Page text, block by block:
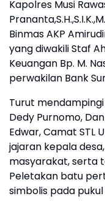
Kapolres Musi
Binmas AKP
yang diwakili Staf
Keuangan Bp. M.
perwakilan Bank
​Turut mendampingi
Dedy Purnomo,
Edwar, Camat STL
jajaran kepala
masyarakat, serta
Peletakan batu
simbolis pada pukul